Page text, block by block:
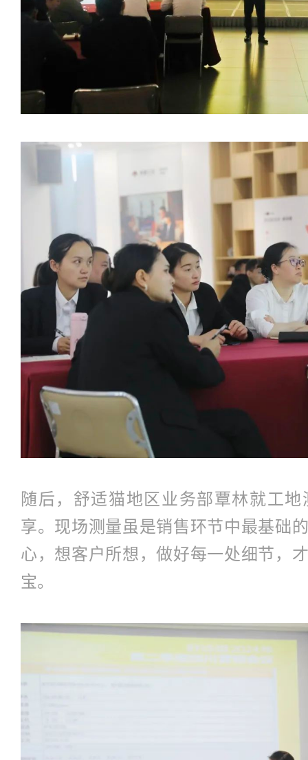
随后，舒适猫地区业务部覃林就工
享。现场测量虽是销售环节中最基础
心，想客户所想，做好每一处细节，
宝。